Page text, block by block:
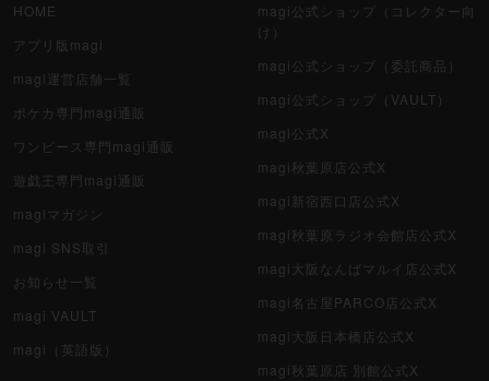
HOME
アプリ版magi
magi運営店舗一覧
ポケカ専門magi通販
ワンピース専門magi通販
遊戯王専門magi通販
magiマガジン
magi SNS取引
お知らせ一覧
magi VAULT
magi（英語版）
magi公式ショップ（コレクター向
け）
magi公式ショップ（委託商品）
magi公式ショップ（VAULT）
magi公式X
magi秋葉原店公式X
magi新宿西口店公式X
magi秋葉原ラジオ会館店公式X
magi大阪なんばマルイ店公式X
magi名古屋PARCO店公式X
magi大阪日本橋店公式X
magi秋葉原店 別館公式X